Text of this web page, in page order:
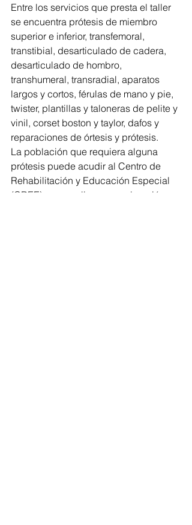
Entre los servicios que presta el taller
se encuentra prótesis de miembro
superior e inferior, transfemoral,
transtibial, desarticulado de cadera,
desarticulado de hombro,
transhumeral, transradial, aparatos
largos y cortos, férulas de mano y pie,
twister, plantillas y taloneras de pelite y
vinil, corset boston y taylor, dafos y
reparaciones de órtesis y prótesis.
La población que requiera alguna
prótesis puede acudir al Centro de
Rehabilitación y Educación Especial
(CREE) para realizar una valoración